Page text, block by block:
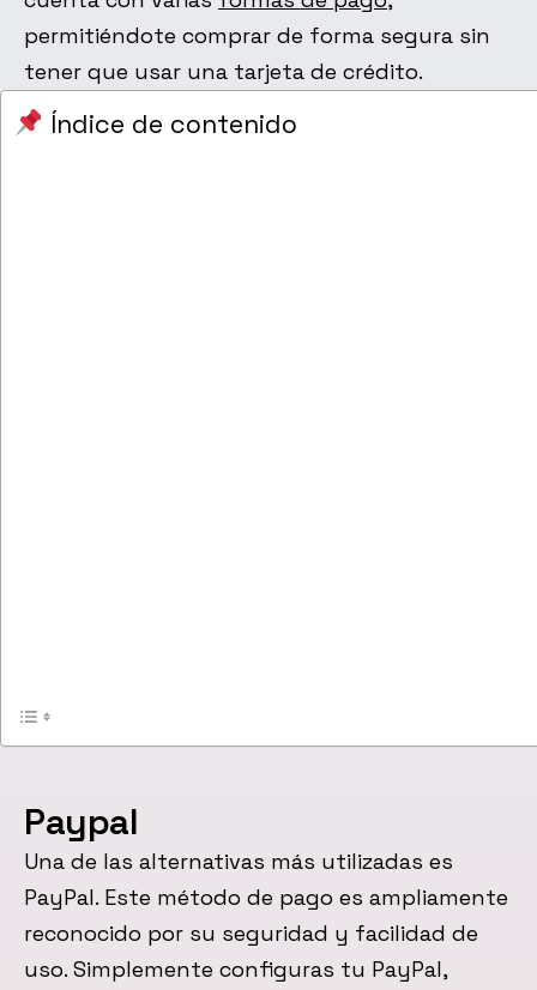
permitiéndote comprar de forma segura sin
tener que usar una tarjeta de crédito.
Índice de contenido
Paypal
Una de las alternativas más utilizadas es
PayPal. Este método de pago es ampliamente
reconocido por su seguridad y facilidad de
uso. Simplemente configuras tu PayPal,